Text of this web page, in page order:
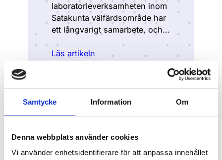
Samtycke Information Om
Denna webbplats använder cookies
Vi använder enhetsidentifierare för att anpassa innehållet
laboratorieverksamheten inom
Satakunta välfärdsområde har
ett långvarigt samarbete, och…
Läs artikeln